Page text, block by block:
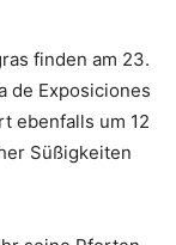
finden am 23.
de Exposiciones
ebenfalls um 12
Süßigkeiten